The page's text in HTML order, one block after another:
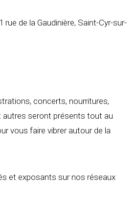
rue de la Gaudinière, Saint-Cyr-sur-
concerts, nourritures,
autres seront présents tout au
vous faire vibrer autour de la
et exposants sur nos réseaux